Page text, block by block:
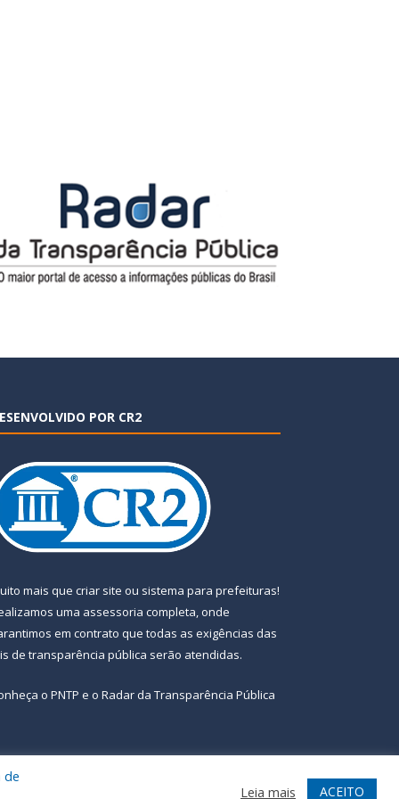
POR CR2
mais que criar site ou sistema para prefeituras!
uma assessoria completa, onde
em contrato que todas as exigências das
de transparência pública serão atendidas.
o PNTP e o Radar da Transparência Pública
Acessar Webmail
de
Leia mais ACEITO